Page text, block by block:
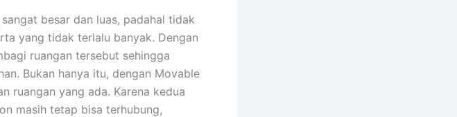
besar dan luas, padahal tidak
yang tidak terlalu banyak. Dengan
ruangan tersebut sehingga
Bukan hanya itu, dengan Movable
ruangan yang ada. Karena kedua
masih tetap bisa terhubung,